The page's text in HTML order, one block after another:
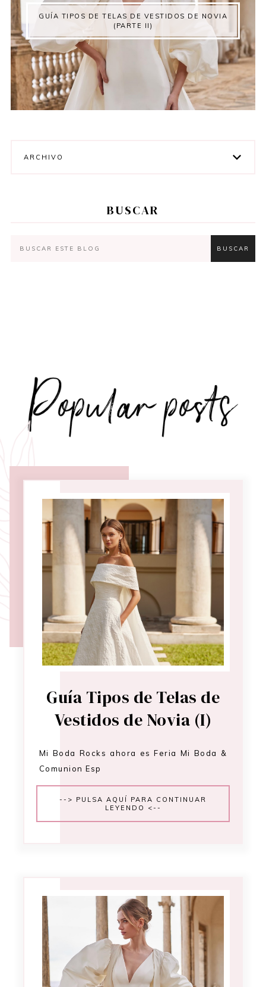
GUÍA TIPOS DE TELAS DE VESTIDOS DE NOVIA
(PARTE II)
ARCHIVO
BUSCAR
Guía Tipos de Telas de
Vestidos de Novia (I)
Mi Boda Rocks ahora es Feria Mi Boda &
Comunion Esp
--> PULSA AQUÍ PARA CONTINUAR
LEYENDO <--